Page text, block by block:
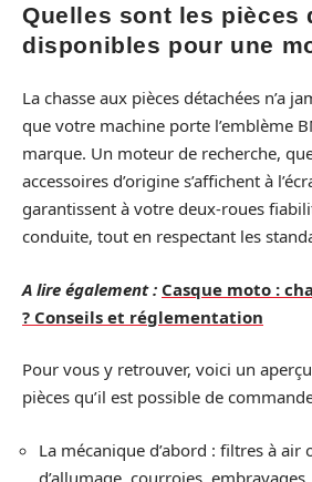
Quelles sont les pièces
disponibles pour une
La chasse aux pièces détachées n’a
que votre machine porte l’emblème
marque. Un moteur de recherche,
accessoires d’origine s’affichent à
garantissent à votre deux-roues
conduite, tout en respectant les
A lire également : Casque moto :
? Conseils et réglementation
Pour vous y retrouver, voici un
pièces qu’il est possible de
La mécanique d’abord : filtres à air
d’allumage, courroies,